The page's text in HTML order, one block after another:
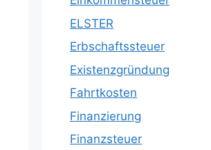
ELSTER
Erbschaftssteuer
Existenzgründung
Fahrtkosten
Finanzierung
Finanzsteuer